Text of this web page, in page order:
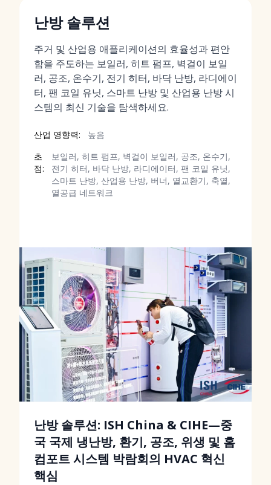
난방 솔루션
주거 및 산업용 애플리케이션의 효율성과 편안
함을 주도하는 보일러, 히트 펌프, 벽걸이 보일
러, 공조, 온수기, 전기 히터, 바닥 난방, 라디에이
터, 팬 코일 유닛, 스마트 난방 및 산업용 난방 시
스템의 최신 기술을 탐색하세요.
산업 영향력:
높음
초
점:
보일러, 히트 펌프, 벽걸이 보일러, 공조, 온수기,
전기 히터, 바닥 난방, 라디에이터, 팬 코일 유닛,
스마트 난방, 산업용 난방, 버너, 열교환기, 축열,
열공급 네트워크
난방 솔루션: ISH China & CIHE—중
국 국제 냉난방, 환기, 공조, 위생 및 홈
컴포트 시스템 박람회의 HVAC 혁신
핵심